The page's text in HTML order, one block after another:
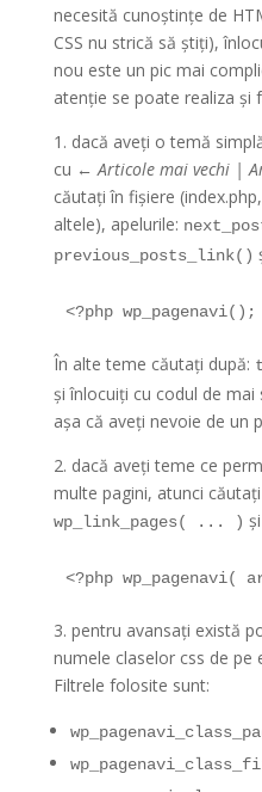
necesită cunoștințe de
CSS nu strică să știți),
nou este un pic mai
atenție se poate realiza și
1. dacă aveți o temă
cu ← Articole mai vechi |
căutați în fișiere
altele), apelurile:
previous_posts_link()
<?php wp_pagenavi();
În alte teme căutați după:
și înlocuiți cu codul de
așa că aveți nevoie de un
2. dacă aveți teme ce
multe pagini, atunci
wp_link_pages( ... )
<?php
3. pentru avansați există
numele claselor css de pe
Filtrele folosite sunt: